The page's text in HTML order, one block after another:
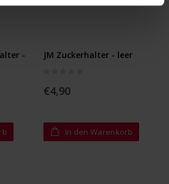
-
JM Zuckerhalter - leer
€4,90
In den Warenkorb